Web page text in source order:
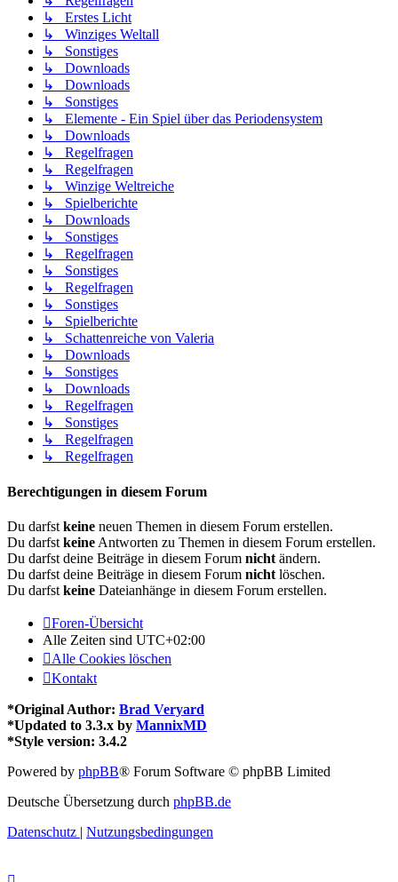
↳ Erstes Licht
↳ Winziges Weltall
↳ Sonstiges
↳ Downloads
↳ Downloads
↳ Sonstiges
↳ Elemente - Ein Spiel über das Periodensystem
↳ Downloads
↳ Regelfragen
↳ Regelfragen
↳ Winzige Weltreiche
↳ Spielberichte
↳ Downloads
↳ Sonstiges
↳ Regelfragen
↳ Sonstiges
↳ Regelfragen
↳ Sonstiges
↳ Spielberichte
↳ Schattenreiche von Valeria
↳ Downloads
↳ Sonstiges
↳ Downloads
↳ Regelfragen
↳ Sonstiges
↳ Regelfragen
↳ Regelfragen
Berechtigungen in diesem Forum
Du darfst keine neuen Themen in diesem Forum erstellen.
Du darfst keine Antworten zu Themen in diesem Forum erstellen.
Du darfst deine Beiträge in diesem Forum nicht ändern.
Du darfst deine Beiträge in diesem Forum nicht löschen.
Du darfst keine Dateianhänge in diesem Forum erstellen.
Foren-Übersicht
Alle Zeiten sind UTC+02:00
Alle Cookies löschen
Kontakt
*Original Author: Brad Veryard
*Updated to 3.3.x by MannixMD
*Style version: 3.4.2
Powered by phpBB® Forum Software © phpBB Limited
Deutsche Übersetzung durch phpBB.de
Datenschutz | Nutzungsbedingungen